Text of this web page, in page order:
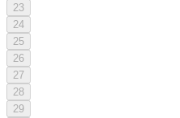
23
24
25
26
27
28
29